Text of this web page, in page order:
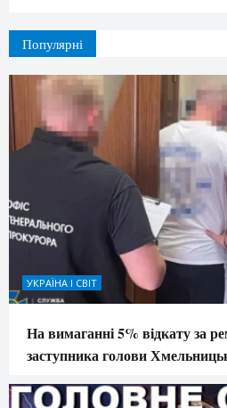
Популярні
УКРАЇНА І СВІТ
На вимаганні 5% відкату за
заступника голови